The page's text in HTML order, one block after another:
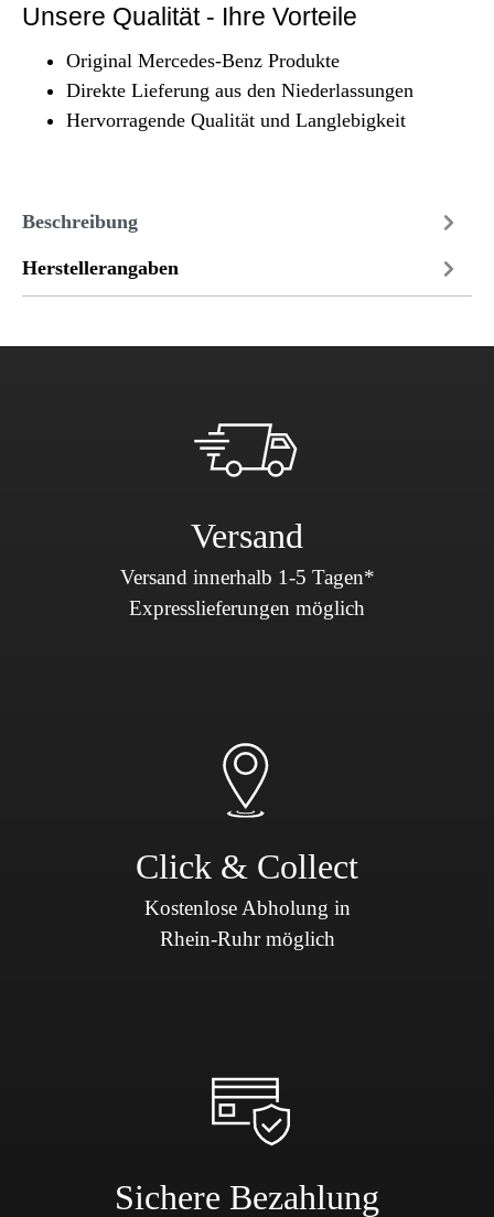
Unsere Qualität - Ihre Vorteile
Original Mercedes-Benz Produkte
Direkte Lieferung aus den Niederlassungen
Hervorragende Qualität und Langlebigkeit
Beschreibung
Herstellerangaben
Versand
Versand innerhalb 1-5 Tagen*
Expresslieferungen möglich
Click & Collect
Kostenlose Abholung in
Rhein-Ruhr möglich
Sichere Bezahlung